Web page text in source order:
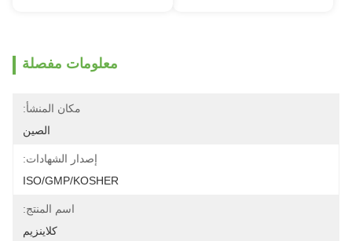
معلومات مفصلة
مكان المنشأ:
الصين
إصدار الشهادات:
ISO/GMP/KOSHER
اسم المنتج:
كلاينزيم